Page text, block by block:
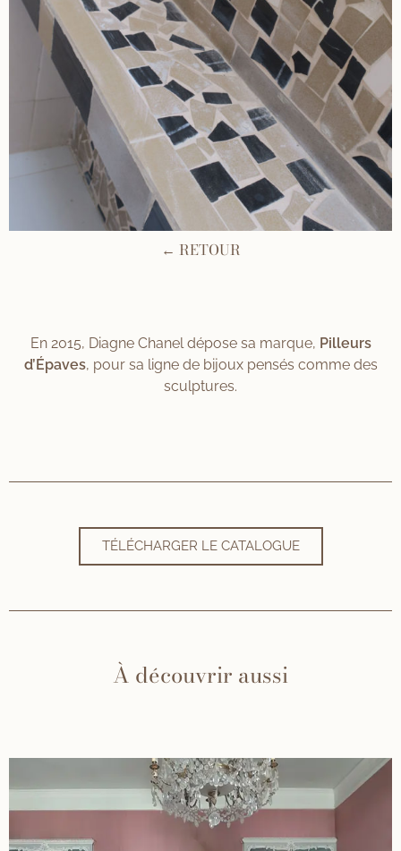
← RETOUR
En 2015, Diagne Chanel dépose sa marque, Pilleurs
d’Épaves, pour sa ligne de bijoux pensés comme des
sculptures.
TÉLÉCHARGER LE CATALOGUE
À découvrir aussi